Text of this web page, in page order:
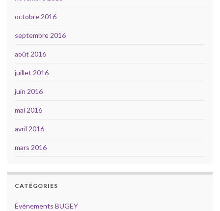
octobre 2016
septembre 2016
août 2016
juillet 2016
juin 2016
mai 2016
avril 2016
mars 2016
CATÉGORIES
Évènements BUGEY